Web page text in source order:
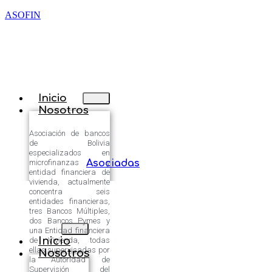
ASOFIN
Inicio
Nosotros
Asociación de bancos
de Bolivia
especializados en
microfinanzas y
entidad financiera de
vivienda, actualmente
concentra seis
entidades financieras,
tres Bancos Múltiples,
dos Bancos Pymes y
una Entidad financiera
de Vivienda, todas
ellas supervisadas por
la Autoridad de
Supervisión del
Asociadas
Inicio
Nosotros